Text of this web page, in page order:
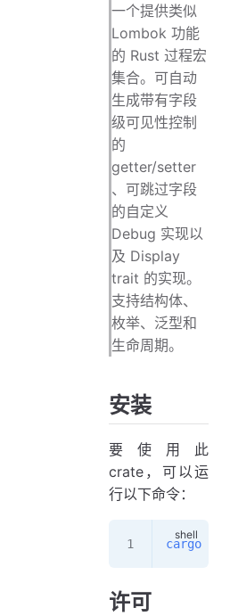
一个提供类似
Lombok 功能
的 Rust 过程宏
集合。可自动
生成带有字段
级可见性控制
的
getter/setter
、可跳过字段
的自定义
Debug 实现以
及 Display
trait 的实现。
支持结构体、
枚举、泛型和
生命周期。
安装
要使用此
crate，可以运
行以下命令：
cargo
许可